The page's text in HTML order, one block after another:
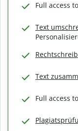
Full access
Text
Text
Full access